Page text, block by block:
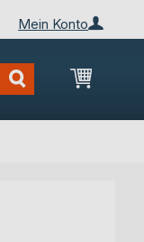
Mein Konto
Mein